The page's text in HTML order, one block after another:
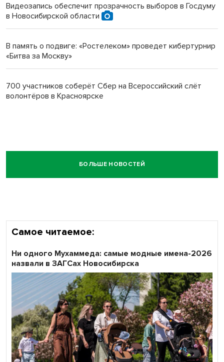
Видеозапись обеспечит прозрачность выборов в Госдуму
в Новосибирской области
В память о подвиге: «Ростелеком» проведет кибертурнир
«Битва за Москву»
700 участников соберёт Сбер на Всероссийский слёт
волонтёров в Красноярске
БОЛЬШЕ НОВОСТЕЙ
Самое читаемое:
Ни одного Мухаммеда: самые модные имена-2026
назвали в ЗАГСах Новосибирска